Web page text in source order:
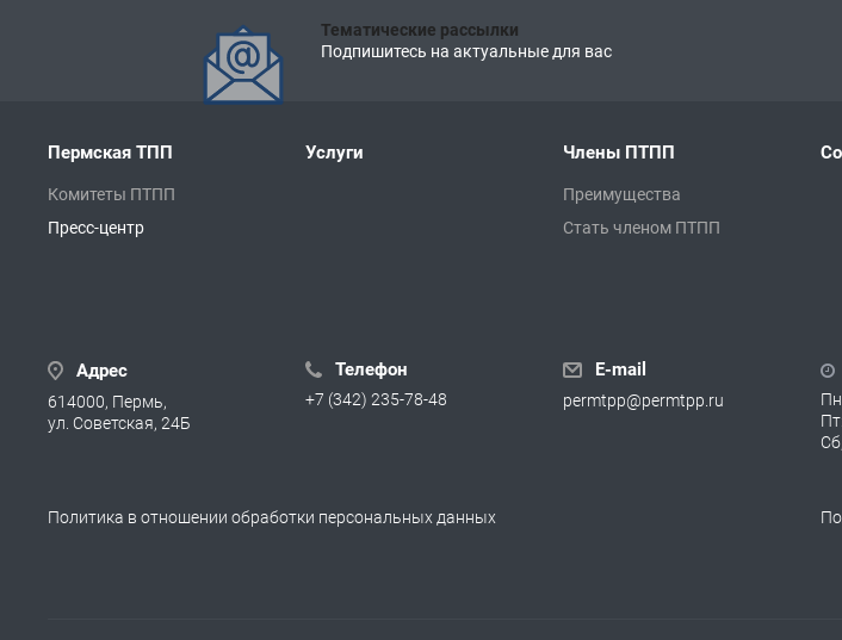
Тематические рассылки
Подпишитесь на актуальные для вас
Пермская ТПП
Комитеты ПТПП
Пресс-центр
Услуги Члены ПТПП
Преимущества
Стать членом ПТПП
Адрес
614000, Пермь,
ул. Советская, 24Б
Телефон
+7 (342) 235-78-48
E-mail
permtpp@permtpp.ru
Политика в отношении обработки персональных данных